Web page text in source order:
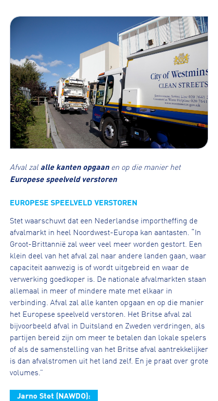
Afval zal alle kanten opgaanen op die manier het
Europese speelveld verstoren
EUROPESE SPEELVELD VERSTOREN
Stet waarschuwt dat een Nederlandse importheffing de
afvalmarkt in heel Noordwest-Europa kan aantasten. “In
Groot-Brittannië zal weer veel meer worden gestort. Een
klein deel van het afval zal naar andere landen gaan, waar
capaciteit aanwezig is of wordt uitgebreid en waar de
verwerking goedkoper is. De nationale afvalmarkten staan
allemaal in meer of mindere mate met elkaar in
verbinding. Afval zal alle kanten opgaan en op die manier
het Europese speelveld verstoren. Het Britse afval zal
bijvoorbeeld afval in Duitsland en Zweden verdringen, als
partijen bereid zijn om meer te betalen dan lokale spelers
of als de samenstelling van het Britse afval aantrekkelijker
is dan afvalstromen uit het land zelf. En je praat over grote
volumes.”
Jarno Stet (NAWDO):